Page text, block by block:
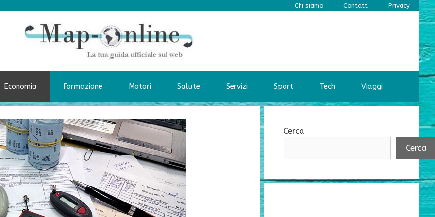
Chi siamo Contatti Privacy
Economia Formazione Motori Salute Servizi Sport Tech Viaggi
Cerca
Cerca